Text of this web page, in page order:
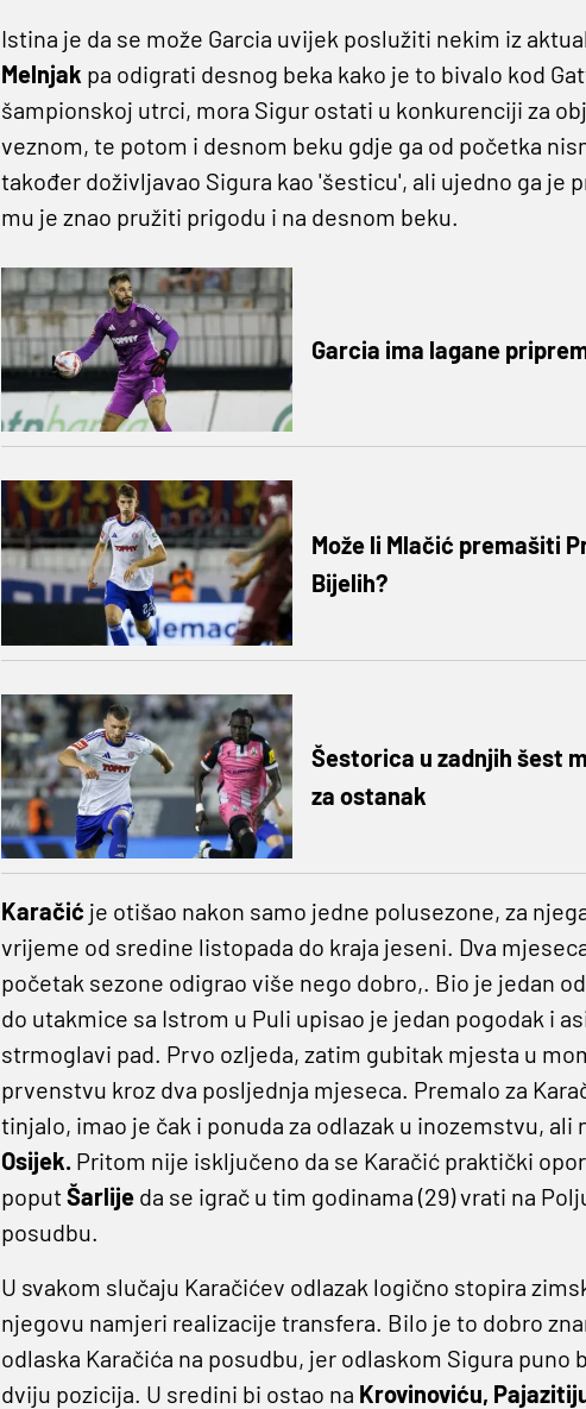
Istina je da se može Garcia uvijek poslužiti nekim iz
Melnjak pa odigrati desnog beka kako je to bivalo kod
šampionskoj utrci, mora Sigur ostati u konkurenciji za
veznom, te potom i desnom beku gdje ga od početka
također doživljavao Sigura kao 'šesticu', ali ujedno ga je
mu je znao pružiti prigodu i na desnom beku.
Garcia ima lagane
Može li Mlačić premašiti
Bijelih?
Šestorica u zadnjih šest
za ostanak
Karačić je otišao nakon samo jedne polusezone, za
vrijeme od sredine listopada do kraja jeseni. Dva
početak sezone odigrao više nego dobro,. Bio je jedan
do utakmice sa Istrom u Puli upisao je jedan pogodak i
strmoglavi pad. Prvo ozljeda, zatim gubitak mjesta u
prvenstvu kroz dva posljednja mjeseca. Premalo za
tinjalo, imao je čak i ponuda za odlazak u inozemstvu, ali
Osijek. Pritom nije isključeno da se Karačić praktički
poputŠarlije da se igrač u tim godinama (29) vrati na
posudbu.
U svakom slučaju Karačićev odlazak logično stopira
njegovu namjeri realizacije transfera. Bilo je to dobro
odlaska Karačića na posudbu, jer odlaskom Sigura puno
dviju pozicija. U sredini bi ostao na Krovinoviću,